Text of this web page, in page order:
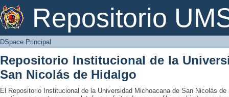
Repositorio
DSpace Principal
DSpace Principal
Repositorio Institucional de la
San Nicolás de Hidalgo
El Repositorio Institucional de la Universidad Michoacana de San Nicolás